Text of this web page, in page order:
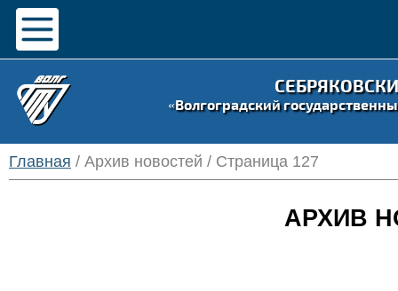
«Волгоградский
Главная / Архив новостей / Страница 127
АРХИВ